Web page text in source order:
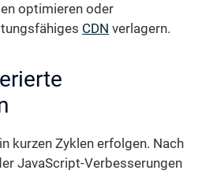
optimieren oder
CDN verlagern.
kurzen Zyklen erfolgen. Nach
JavaScript-Verbesserungen